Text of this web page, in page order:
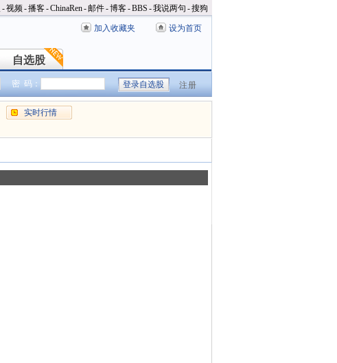
-视频-播客-ChinaRen-邮件-博客-BBS -我说两句 -搜狗
加入收藏夹 设为首页
自选股
自选股
密 码： 注册
实时行情